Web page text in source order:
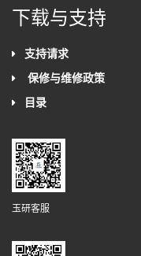
下载与支持
支持请求
保修与维修政策
目录
玉研客服